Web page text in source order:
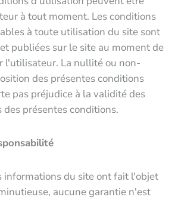
à tout moment. Les conditions
à toute utilisation du site sont
publiées sur le site au moment de
l'utilisateur. La nullité ou non-
des présentes conditions
pas préjudice à la validité des
présentes conditions.
informations du site ont fait l'objet
aucune garantie n'est